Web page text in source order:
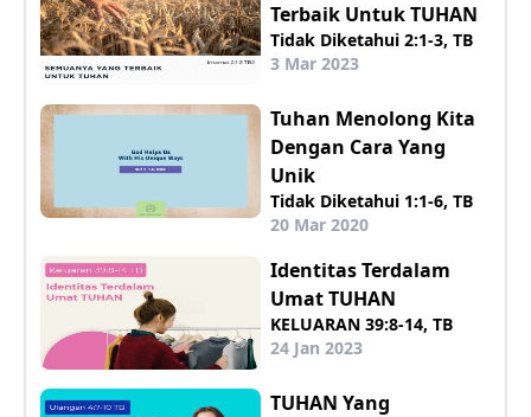
Terbaik Untuk TUHAN
Tidak Diketahui 2:1-3, TB
3 Mar 2023
Tuhan Menolong Kita
Dengan Cara Yang
Unik
Tidak Diketahui 1:1-6, TB
20 Mar 2020
Identitas Terdalam
Umat TUHAN
KELUARAN 39:8-14, TB
24 Jan 2023
TUHAN Yang